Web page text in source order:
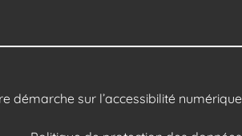
démarche sur l’accessibilité numérique